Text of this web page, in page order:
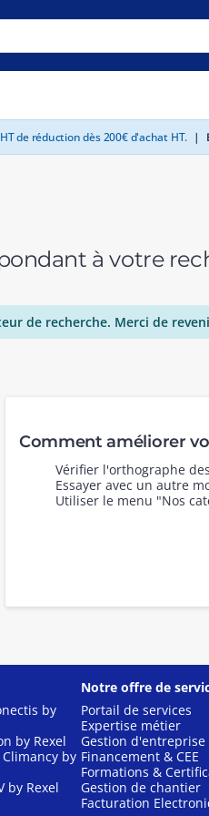
de réduction dès 200€ d'achat HT. |
à votre
de recherche. Merci de
Comment améliorer
Vérifier l'orthographe
Essayer avec un autre
Utiliser le menu "Nos
by
by Rexel
by
by Rexel
Notre offre de
Portail de services
Expertise métier
Gestion d'entreprise
Financement & CEE
Formations &
Gestion de chantier
Facturation